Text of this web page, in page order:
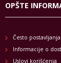
OPŠTE
Često
Informacije o
Uslovi korišćenja